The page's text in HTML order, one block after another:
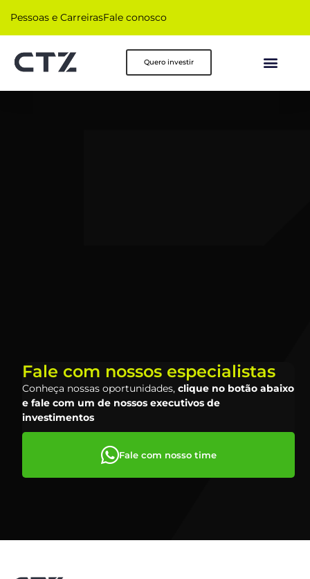
Pessoas e CarreirasFale conosco
Quero investir
Fale com nossos especialistas
Conheça nossas oportunidades,clique no botão abaixo
e fale com um de nossos executivos de
investimentos
Fale com nosso time